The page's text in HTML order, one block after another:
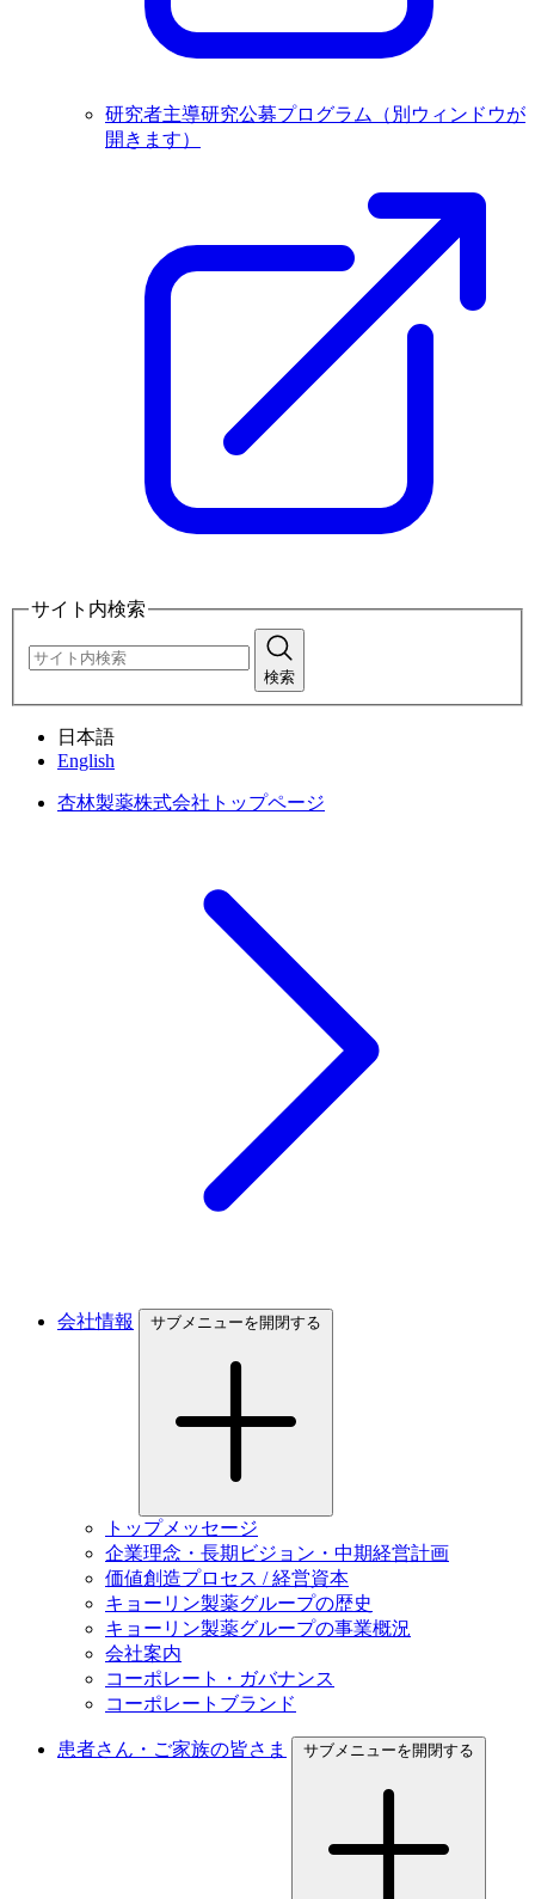
研究者主導研究公募プログラム
（別ウィンドウが
開きます）
サイト内検索
検索
日本語
English
杏林製薬株式会社トップページ
会社情報 サブメニューを開閉する
トップメッセージ
企業理念・長期ビジョン・中期経営計画
価値創造プロセス / 経営資本
キョーリン製薬グループの歴史
キョーリン製薬グループの事業概況
会社案内
コーポレート・ガバナンス
コーポレートブランド
患者さん・ご家族の皆さま サブメニューを開閉する